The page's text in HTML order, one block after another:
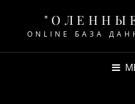
ONLINE БАЗА